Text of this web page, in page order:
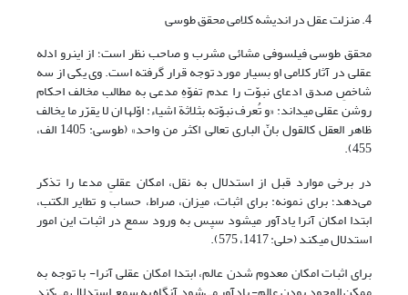
4. منزلت عقل در اندیشه کلامی محقق طوسی
محقق طوسی فیلسوفی مشائی مشرب و صاحب نظر است؛ از اینرو ادله
عقلی در آثار کلامی او بسیار مورد توجه قرار گرفته است. وی یکی از سه
شاخصِ صدق ادعای نبوّت را عدم تفوّهِ مدعی به مطالب مخالف احکام
روشن عقلی می‎داند: «و تُعرف نبوّته بثلاثة اشیاء: اوّلها ان لا یقرّر ما یخالف
ظاهر العقل کالقول بانّ الباری تعالی اکثر من واحد» (طوسی: 1405 الف،
455).
در برخی موارد قبل از استدلال به نقل، امکان عقلیِ مدعا را تذکر
می‌دهد؛ برای نمونه: برای اثبات، میزان، صراط، حساب و تطایر الکتب،
ابتدا امکان آنرا یادآور می‎شود سپس به ورود سمع در اثبات این امور
استدلال می‎کند (حلی: 1417، 575).
برای اثبات امکان معدوم شدن عالم، ابتدا امکان عقلی آنرا- با توجه به